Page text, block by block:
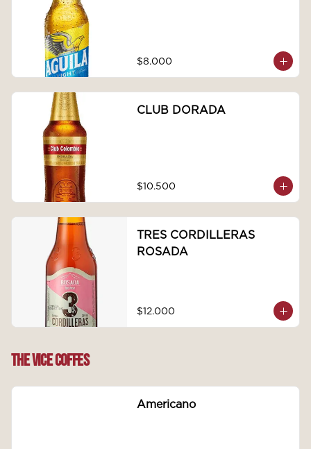
$8.000
CLUB DORADA
$10.500
TRES CORDILLERAS
ROSADA
$12.000
The Vice Coffes
Americano